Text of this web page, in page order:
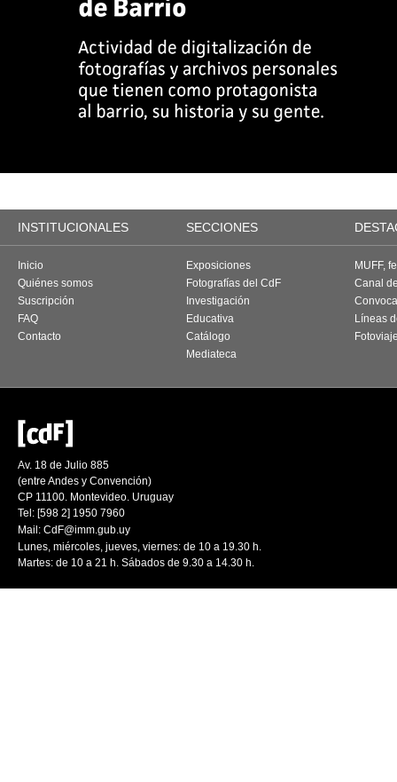
INSTITUCIONALES SECCIONES
Inicio
Quiénes somos
Suscripción
FAQ
Contacto
Exposiciones
Fotografías del CdF
Investigación
Educativa
Catálogo
Mediateca
MUFF,
Canal
Líneas
Av. 18 de Julio 885
(entre Andes y Convención)
CP 11100. Montevideo. Uruguay
Tel: [598 2] 1950 7960
Mail: CdF@imm.gub.uy
Lunes, miércoles, jueves, viernes: de 10 a 19.30 h.
Martes: de 10 a 21 h. Sábados de 9.30 a 14.30 h.